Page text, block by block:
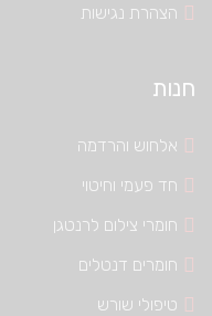
הצהרת נגישות
חנות
אלחוש והרדמה
חד פעמי וחיטוי
חומרי צילום לרנטגן
חומרים דנטלים
טיפולי שורש